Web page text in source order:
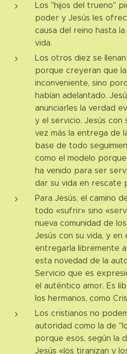
Los "hijos del trueno"
poder y Jesús les
causa del reino hasta
vida.
Los otros diez se
porque creyeran que
inconveniente, sino
habían adelantado.
anunciarles la verdad
y el servicio. Jesús
vez más la entrega de
base de todo
como el modelo
ha venido para ser
dar su vida en rescate
Para Jesús, el camino
todo «sufrir» sino
nueva comunidad de
Jesús con su vida, y
entregarla libremente
esta novedad de la
Servicio que es
el auténtico amor. Es
los hermanos, como
Los cristianos no
autoridad como la de
porque esos, según la
Jesús «los tiranizan y